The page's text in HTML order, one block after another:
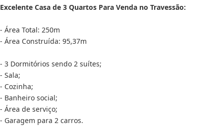
Excelente Casa de 3 Quartos Para Venda no Travessão:
- Área Total: 250m
- Área Construída: 95,37m
- 3 Dormitórios sendo 2 suítes;
- Sala;
- Cozinha;
- Banheiro social;
- Área de serviço;
- Garagem para 2 carros.